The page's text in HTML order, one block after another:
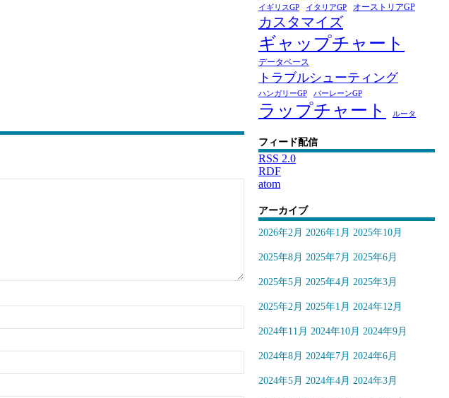
イギリスGP イタリアGP オーストリアGP
カスタマイズ
ギャップチャート
データベース
トラブルシューティング
ハンガリーGP バーレーンGP
ラップチャート ルータ
フィード配信
RSS 2.0
RDF
atom
アーカイブ
2026年2月 2026年1月 2025年10月
2025年8月 2025年7月 2025年6月
2025年5月 2025年4月 2025年3月
2025年2月 2025年1月 2024年12月
2024年11月 2024年10月 2024年9月
2024年8月 2024年7月 2024年6月
2024年5月 2024年4月 2024年3月